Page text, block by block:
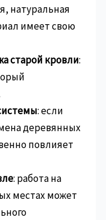
натуральная
имеет свою
старой кровли:
: если
деревянных
повлияет
: работа на
местах может